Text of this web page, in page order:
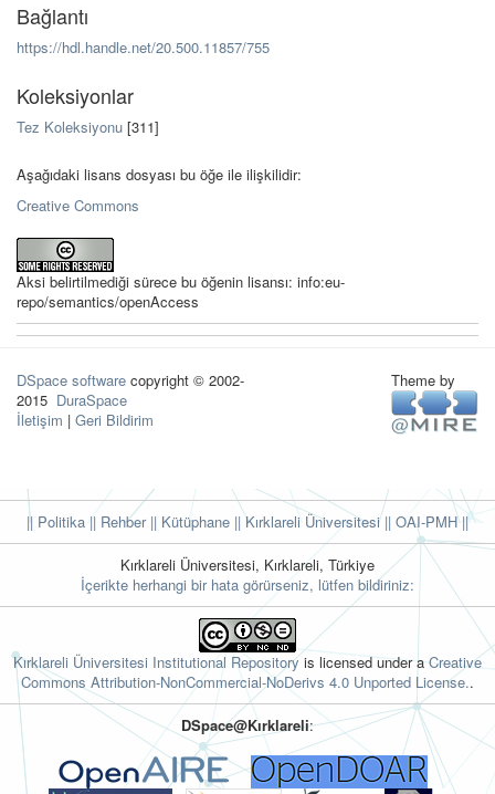
Bağlantı
https://hdl.handle.net/20.500.11857/755
Koleksiyonlar
Tez Koleksiyonu [311]
Aşağıdaki lisans dosyası bu öğe ile ilişkilidir:
Creative Commons
Aksi belirtilmediği sürece bu öğenin lisansı: info:eu-
repo/semantics/openAccess
DSpace software copyright © 2002-
2015 DuraSpace
İletişim | Geri Bildirim
Theme by
|| Politika || Rehber|| Kütüphane || Kırklareli Üniversitesi || OAI-PMH ||
Kırklareli Üniversitesi, Kırklareli, Türkiye
İçerikte herhangi bir hata görürseniz, lütfen bildiriniz:
Kırklareli Üniversitesi Institutional Repositoryis licensed under aCreative
Commons Attribution-NonCommercial-NoDerivs 4.0 Unported License..
DSpace@Kırklareli: